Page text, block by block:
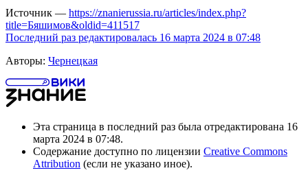
Источник — https://znanierussia.ru/articles/index.php?
title=Бяшимов&oldid=411517
Последний раз редактировалась 16 марта 2024 в 07:48
Авторы: Чернецкая
Эта страница в последний раз была отредактирована 16
марта 2024 в 07:48.
Содержание доступно по лицензии Creative Commons
Attribution (если не указано иное).